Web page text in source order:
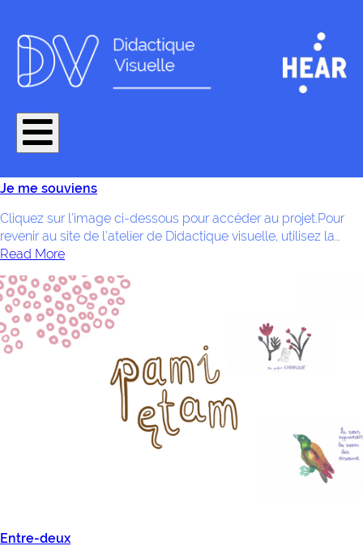
Je me souviens
Cliquez sur l’image ci-dessous pour accéder au projet.Pour
revenir au site de l’atelier de Didactique visuelle, utilisez la…
Read More
Entre-deux